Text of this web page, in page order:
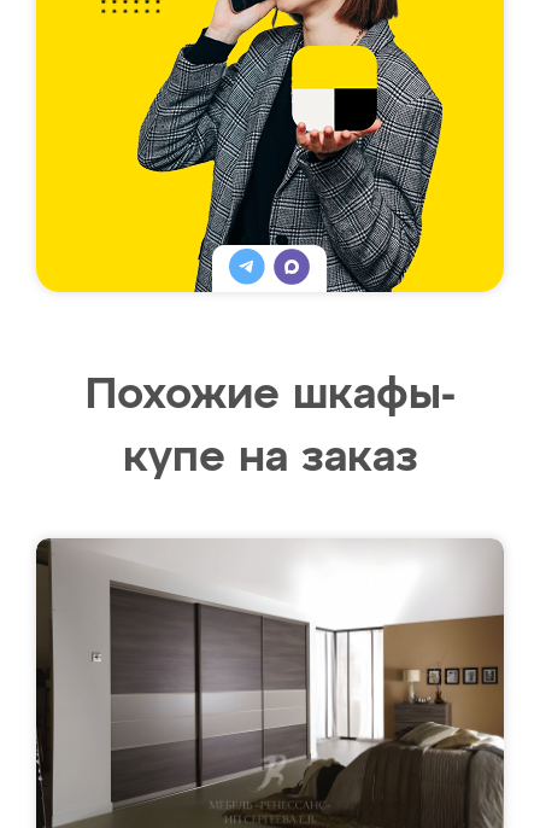
Похожие шкафы-
купе на заказ